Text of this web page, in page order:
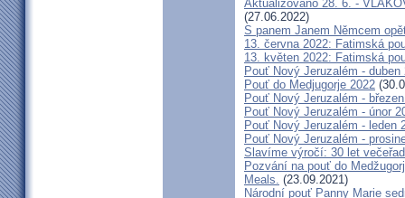
Aktualizováno 28. 6. -
(27.06.2022)
S panem Janem Němcem
13. června 2022: Fatimská
13. květen 2022: Fatimská
Pouť Nový Jeruzalém - duben
Pouť do Medjugorje 2022
Pouť Nový Jeruzalém -
Pouť Nový Jeruzalém - únor
Pouť Nový Jeruzalém - leden
Pouť Nový Jeruzalém -
Slavíme výročí: 30 let
Pozvání na pouť do
Meals. (23.09.2021)
Národní pouť Panny Marie